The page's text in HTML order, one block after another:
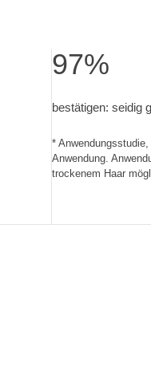
97%
bestätigen: seidig
*
Anwendung.
trockenem Haar